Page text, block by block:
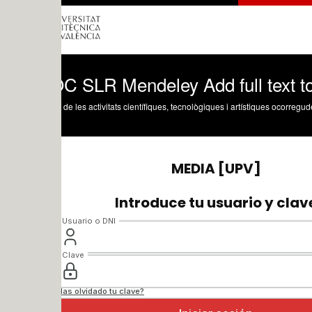
SLR Mendeley Add full text to
les activitats científiques, tecnològiques i artístiques ocorregudes en els tres